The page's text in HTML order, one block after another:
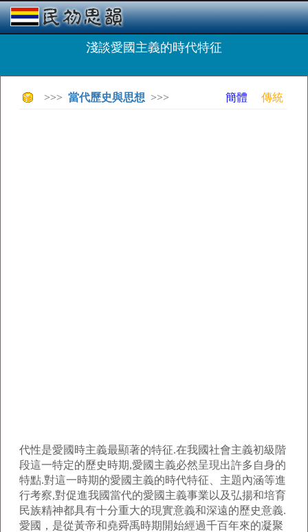
淺談愛國主義的時代特征
>>> 當代歷史與思想 >>> 簡體 傳統
代性是愛國時主義最顯著的特征.在我國社會主義初級階
段這一特定的歷史時期,愛國主義必然呈現出許多自身的
特點.對這一時期的愛國主義的時代特征、主題內涵等進
行考察,對促進我國當代的愛國主義事業以及弘揚和培育
民族精神都具有十分重大的現實意義和深遠的歷史意義.
愛國，是從黃帝和堯舜禹時期開始經過千百年來的凝聚